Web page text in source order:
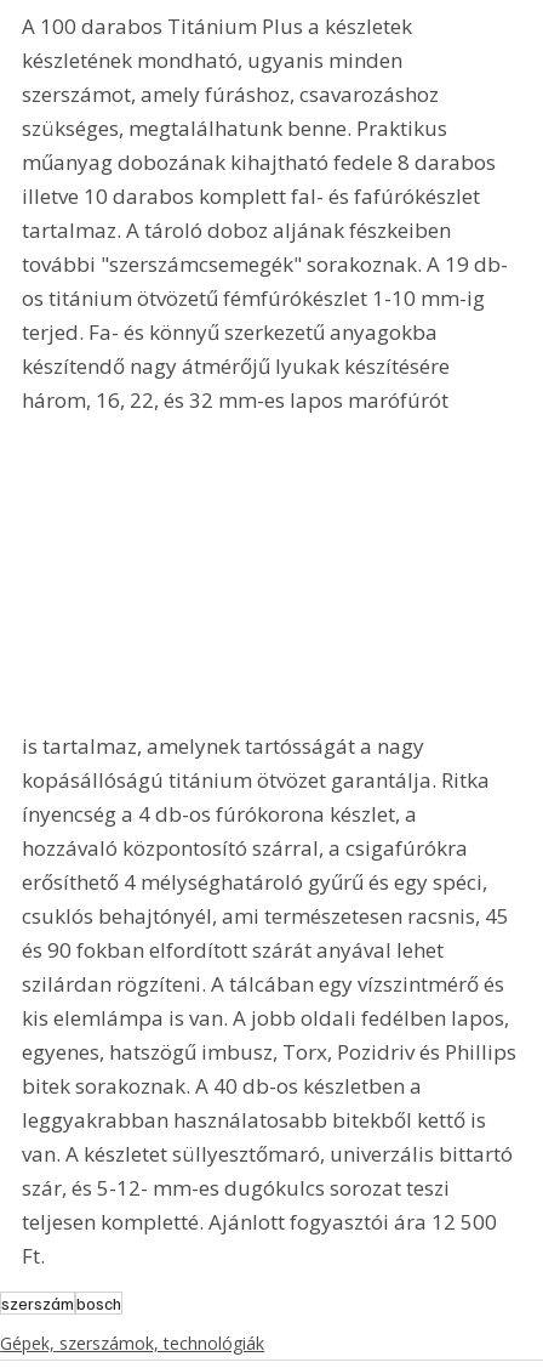
A 100 darabos Titánium Plus a készletek
készletének mondható, ugyanis minden
szerszámot, amely fúráshoz, csavarozáshoz
szükséges, megtalálhatunk benne. Praktikus
műanyag dobozának kihajtható fedele 8 darabos
illetve 10 darabos komplett fal- és fafúrókészlet
tartalmaz. A tároló doboz aljának fészkeiben
további "szerszámcsemegék" sorakoznak. A 19 db-
os titánium ötvözetű fémfúrókészlet 1-10 mm-ig
terjed. Fa- és könnyű szerkezetű anyagokba
készítendő nagy átmérőjű lyukak készítésére
három, 16, 22, és 32 mm-es lapos marófúrót
is tartalmaz, amelynek tartósságát a nagy
kopásállóságú titánium ötvözet garantálja. Ritka
ínyencség a 4 db-os fúrókorona készlet, a
hozzávaló központosító szárral, a csigafúrókra
erősíthető 4 mélységhatároló gyűrű és egy spéci,
csuklós behajtónyél, ami természetesen racsnis, 45
és 90 fokban elfordított szárát anyával lehet
szilárdan rögzíteni. A tálcában egy vízszintmérő és
kis elemlámpa is van. A jobb oldali fedélben lapos,
egyenes, hatszögű imbusz, Torx, Pozidriv és Phillips
bitek sorakoznak. A 40 db-os készletben a
leggyakrabban használatosabb bitekből kettő is
van. A készletet süllyesztőmaró, univerzális bittartó
szár, és 5-12- mm-es dugókulcs sorozat teszi
teljesen kompletté. Ajánlott fogyasztói ára 12 500
Ft.
szerszámbosch
Gépek, szerszámok, technológiák